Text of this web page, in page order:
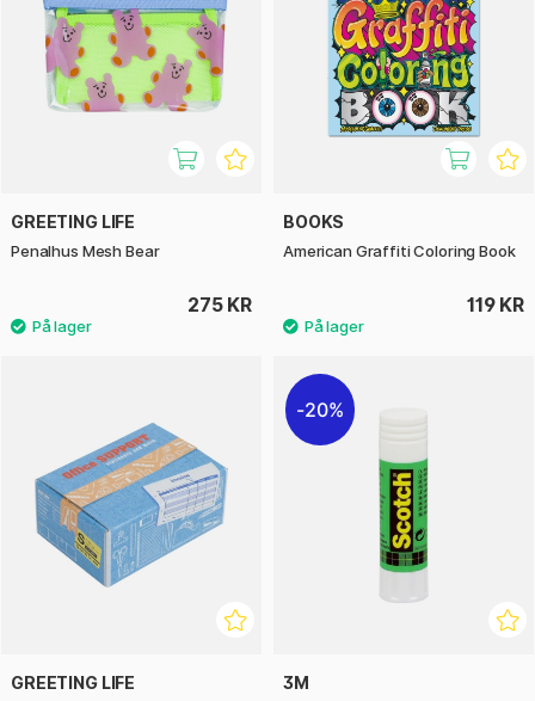
GREETING LIFE
Penalhus Mesh Bear
275 KR
BOOKS
American Graffiti Coloring Book
119 KR
GREETING LIFE
20%
3M